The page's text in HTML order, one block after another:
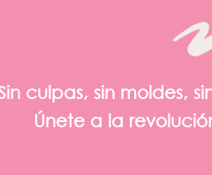
culpas, sin moldes,
Únete a la